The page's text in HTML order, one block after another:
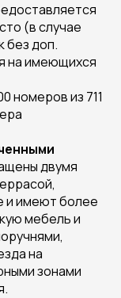
(в случае
без доп.
на имеющихся
номеров из 711
двумя
и имеют более
мебель и
на
зонами